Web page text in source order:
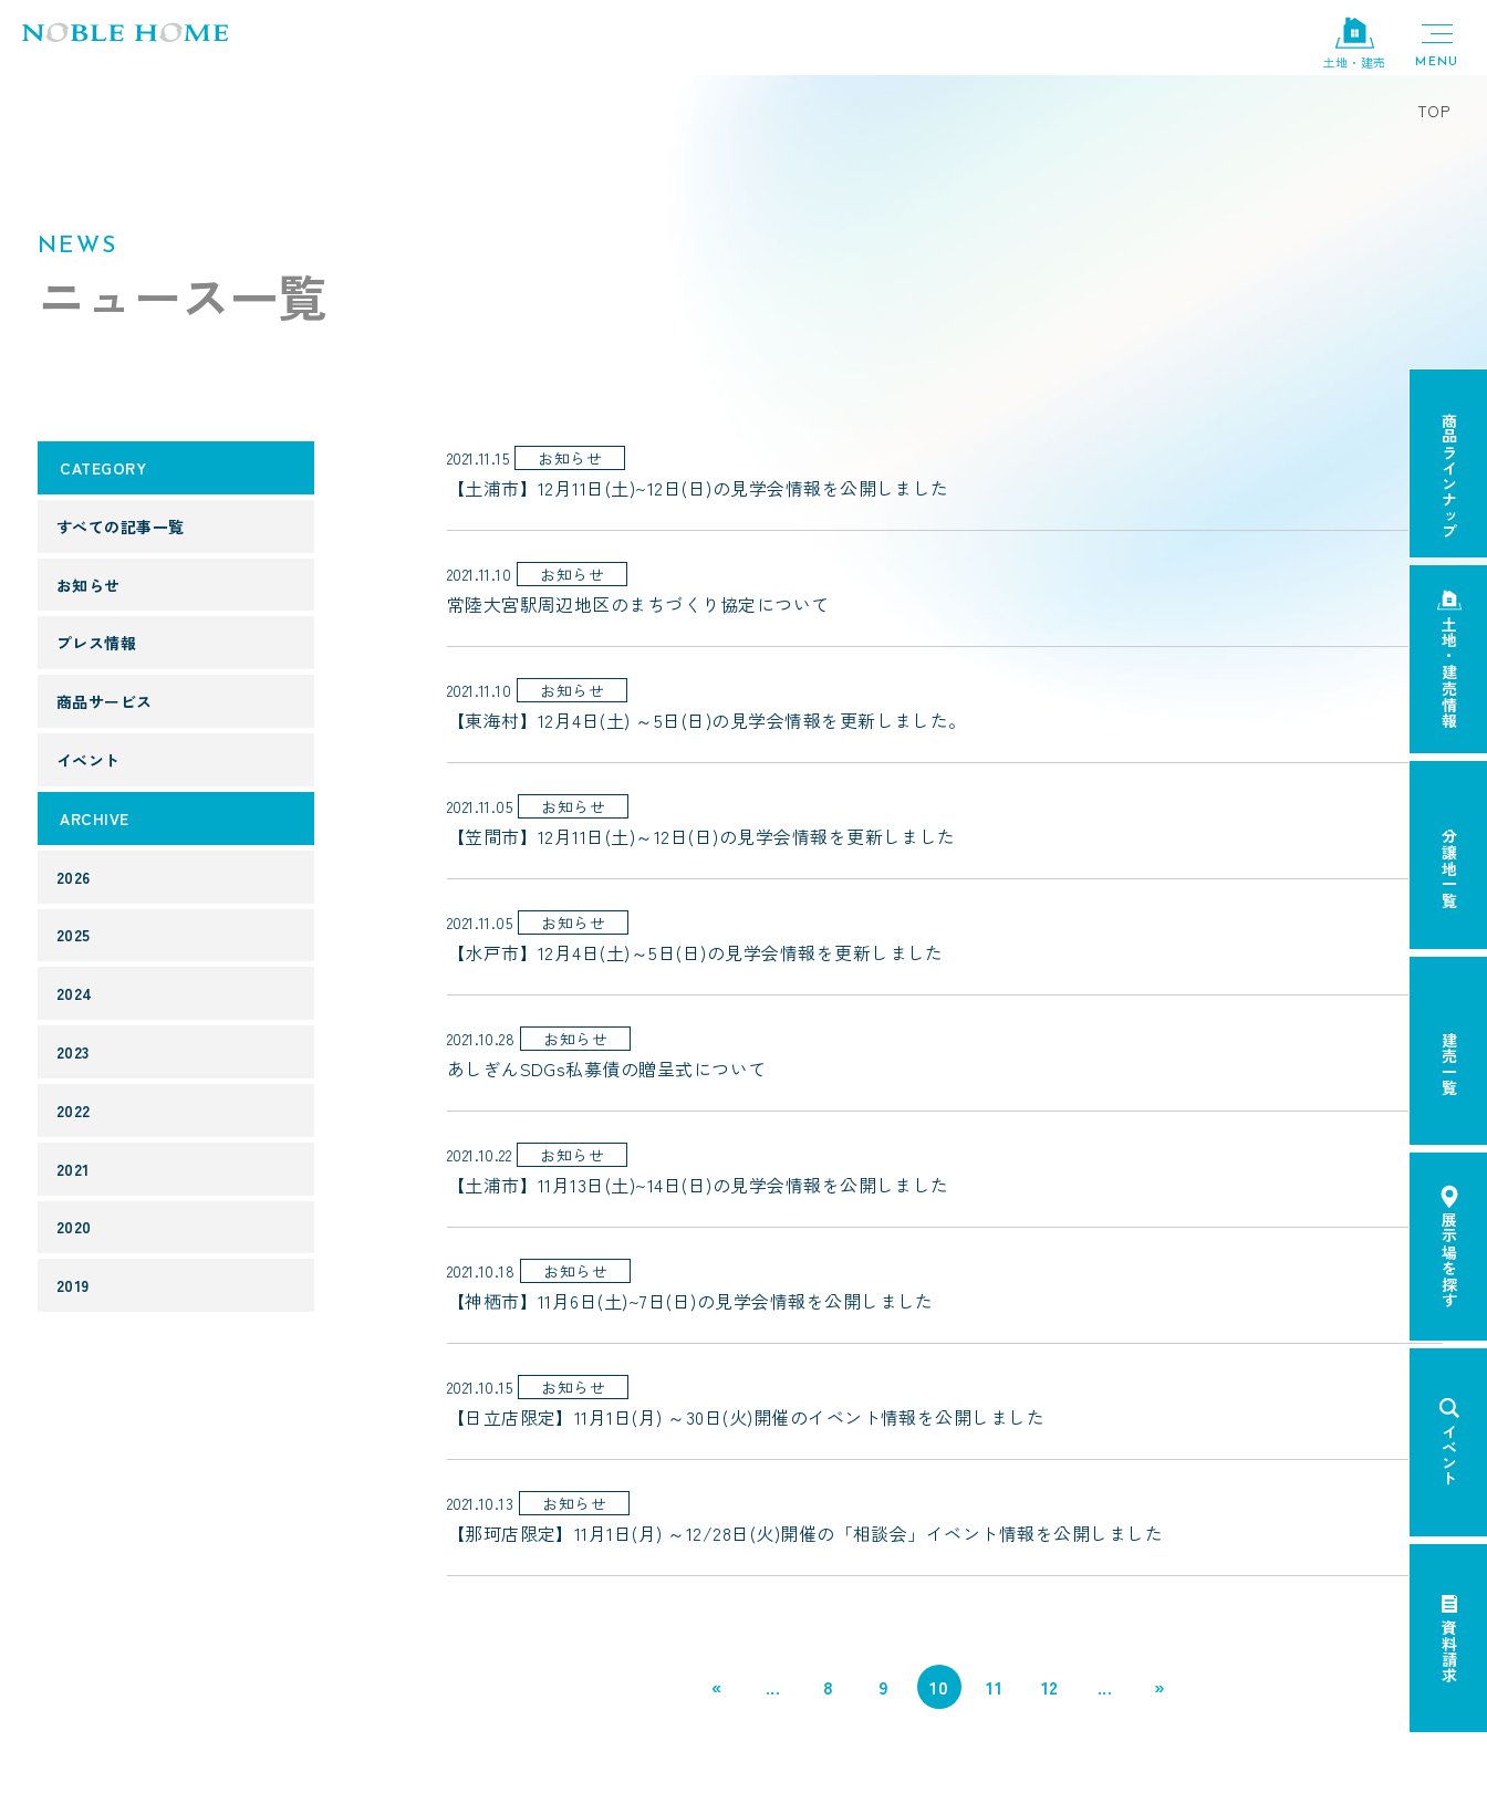
土地・建売
TOP
NEWS
ニュース一覧
2021.11.15 お知らせ
【土浦市】12月11日(土)~12日(日)の見学会情報を公開しました
2021.11.10 お知らせ
常陸大宮駅周辺地区のまちづくり協定について
2021.11.10 お知らせ
【東海村】12月4日(土) ～5日(日)の見学会情報を更新しました。
2021.11.05 お知らせ
【笠間市】12月11日(土)～12日(日)の見学会情報を更新しました
2021.11.05 お知らせ
【水戸市】12月4日(土)～5日(日)の見学会情報を更新しました
2021.10.28 お知らせ
あしぎんSDGs私募債の贈呈式について
2021.10.22 お知らせ
【土浦市】11月13日(土)~14日(日)の見学会情報を公開しました
2021.10.18 お知らせ
【神栖市】11月6日(土)~7日(日)の見学会情報を公開しました
2021.10.15 お知らせ
【日立店限定】11月1日(月) ～30日(火)開催のイベント情報を公開しました
2021.10.13 お知らせ
【那珂店限定】11月1日(月) ～12/28日(火)開催の「相談会」イベント情報を公開しました
« ... 8 9 10 11 12 ... »
CATEGORY
すべての記事一覧
お知らせ
プレス情報
商品サービス
イベント
ARCHIVE
2026
2025
2024
2023
2022
2021
2020
2019
商品ラインナップ
土地・建売情報
分譲地一覧
建売一覧
展示場を探す
イベント
資料請求